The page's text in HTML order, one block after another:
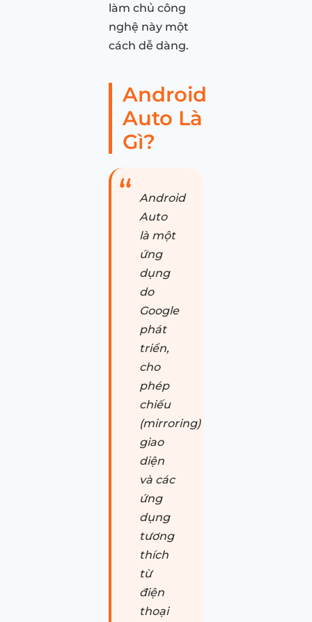
làm chủ công
nghệ này một
cách dễ dàng.
Android
Auto Là
Gì?
Android
Auto
là một
ứng
dụng
do
Google
phát
triển,
cho
phép
chiếu
(mirroring)
giao
diện
và các
ứng
dụng
tương
thích
từ
điện
thoại